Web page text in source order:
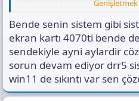
(Bu
olarak mavi ekran hataları
sorunsuz kullanıyorum
bu seferde ilk önce World of
başladı. Takılmaları tanımlamam
donuyor ancak arka planda
yani arkadaşlarımla konuşmaya
sırada eğer beklersem oyun
beklemeyip ALT + TAB yapıp
Genişletmek
Bende senin sistem gibi
ekran kartı 4070ti bende
sendekiyle ayni aylardir
sorun devam ediyor drr5
win11 de sıkıntı var sen